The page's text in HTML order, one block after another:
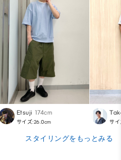
Etsuji 174cm
サイズ:26.0cm サ
スタイリングをもっとみる